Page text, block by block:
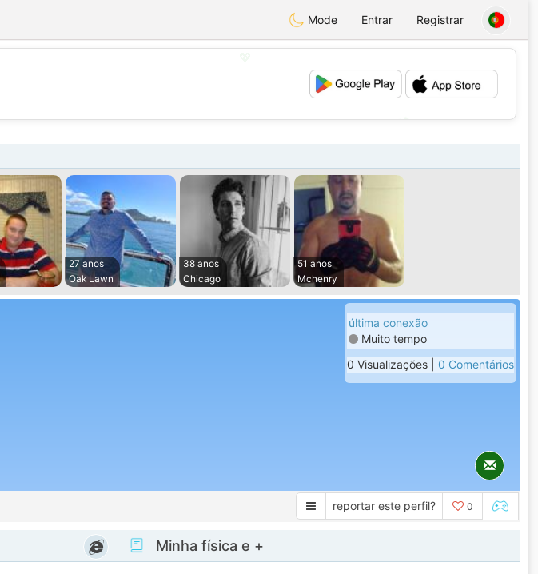
Mode Entrar Registrar
💕
27 anos
Oak Lawn
38 anos
Chicago
51 anos
Mchenry
última conexão
Muito tempo
0 Visualizações | 0 Comentários
reportar este perfil? 0
Minha física e +